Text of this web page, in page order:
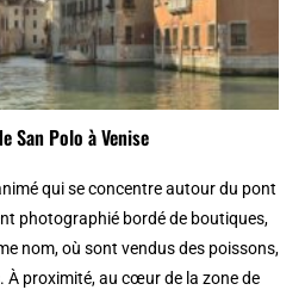
San Polo à Venise
qui se concentre autour du pont
photographié bordé de boutiques,
nom, où sont vendus des poissons,
À proximité, au cœur de la zone de